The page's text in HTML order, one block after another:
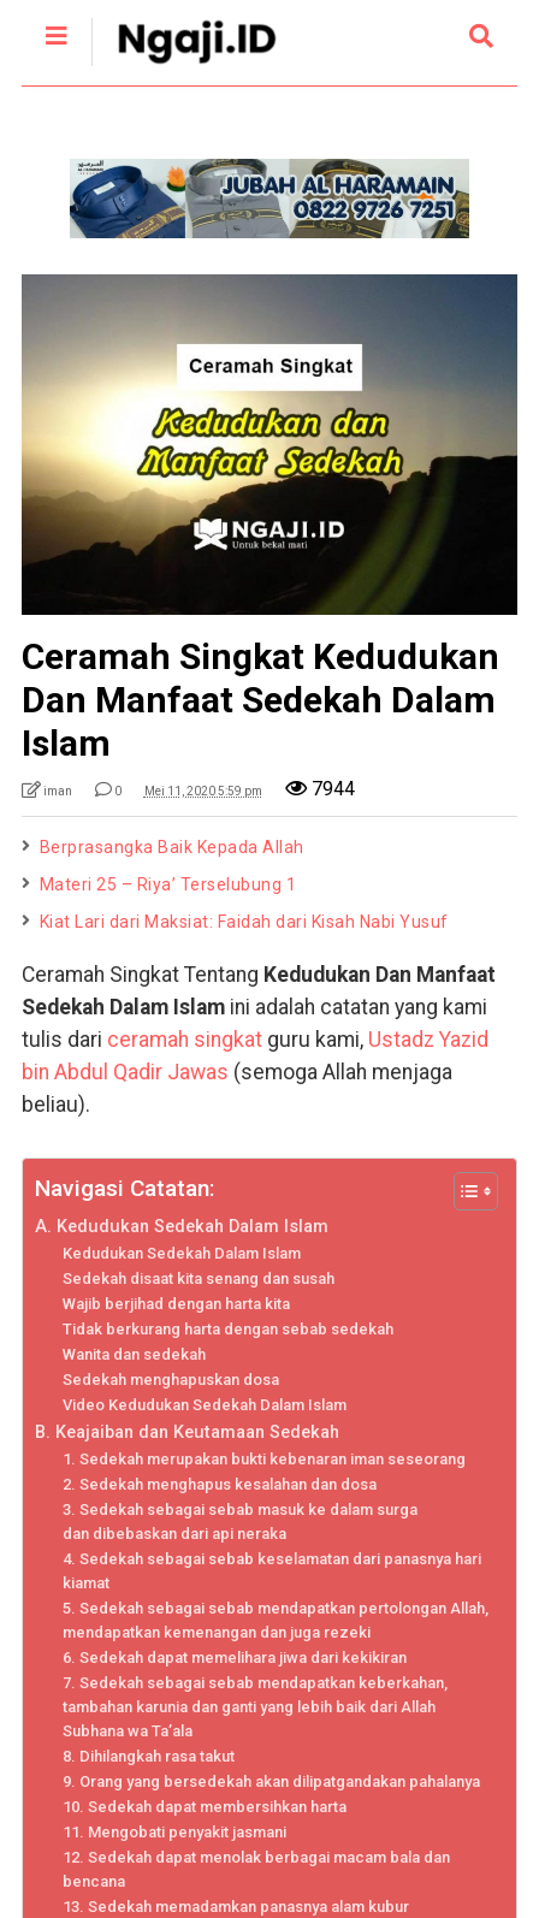
Ceramah Singkat Kedudukan
Dan Manfaat Sedekah Dalam
Islam
iman 0 Mei 11, 2020 5:59 pm 7944
Berprasangka Baik Kepada Allah
Materi 25 – Riya’ Terselubung 1
Kiat Lari dari Maksiat: Faidah dari Kisah Nabi Yusuf
Ceramah Singkat Tentang Kedudukan Dan Manfaat
Sedekah Dalam Islamini adalah catatan yang kami
tulis dari ceramah singkatguru kami, Ustadz Yazid
bin Abdul Qadir Jawas (semoga Allah menjaga
beliau).
Navigasi Catatan:
A. Kedudukan Sedekah Dalam Islam
Kedudukan Sedekah Dalam Islam
Sedekah disaat kita senang dan susah
Wajib berjihad dengan harta kita
Tidak berkurang harta dengan sebab sedekah
Wanita dan sedekah
Sedekah menghapuskan dosa
Video Kedudukan Sedekah Dalam Islam
B. Keajaiban dan Keutamaan Sedekah
1. Sedekah merupakan bukti kebenaran iman seseorang
2. Sedekah menghapus kesalahan dan dosa
3. Sedekah sebagai sebab masuk ke dalam surga
dan dibebaskan dari api neraka
4. Sedekah sebagai sebab keselamatan dari panasnya hari
kiamat
5. Sedekah sebagai sebab mendapatkan pertolongan Allah,
mendapatkan kemenangan dan juga rezeki
6. Sedekah dapat memelihara jiwa dari kekikiran
7. Sedekah sebagai sebab mendapatkan keberkahan,
tambahan karunia dan ganti yang lebih baik dari Allah
Subhana wa Ta’ala
8. Dihilangkah rasa takut
9. Orang yang bersedekah akan dilipatgandakan pahalanya
10. Sedekah dapat membersihkan harta
11. Mengobati penyakit jasmani
12. Sedekah dapat menolak berbagai macam bala dan
bencana
13. Sedekah memadamkan panasnya alam kubur